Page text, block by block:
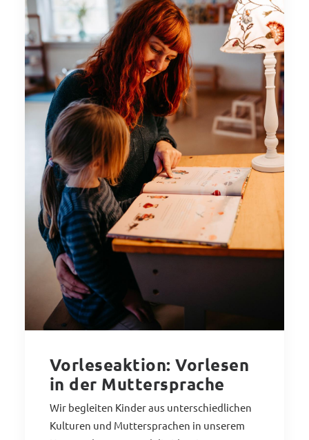
Vorleseaktion: Vorlesen
in der Muttersprache
Wir begleiten Kinder aus unterschiedlichen
Kulturen und Muttersprachen in unserem